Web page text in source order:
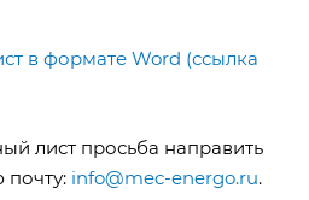
в формате Word (ссылка
лист просьба направить
почту: info@mec-energo.ru.